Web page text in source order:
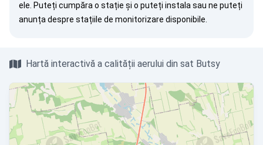
ele. Puteți cumpăra o stație și o puteți instala sau ne puteți
anunța despre stațiile de monitorizare disponibile.
Hartă interactivă a calității aerului din sat Butsy